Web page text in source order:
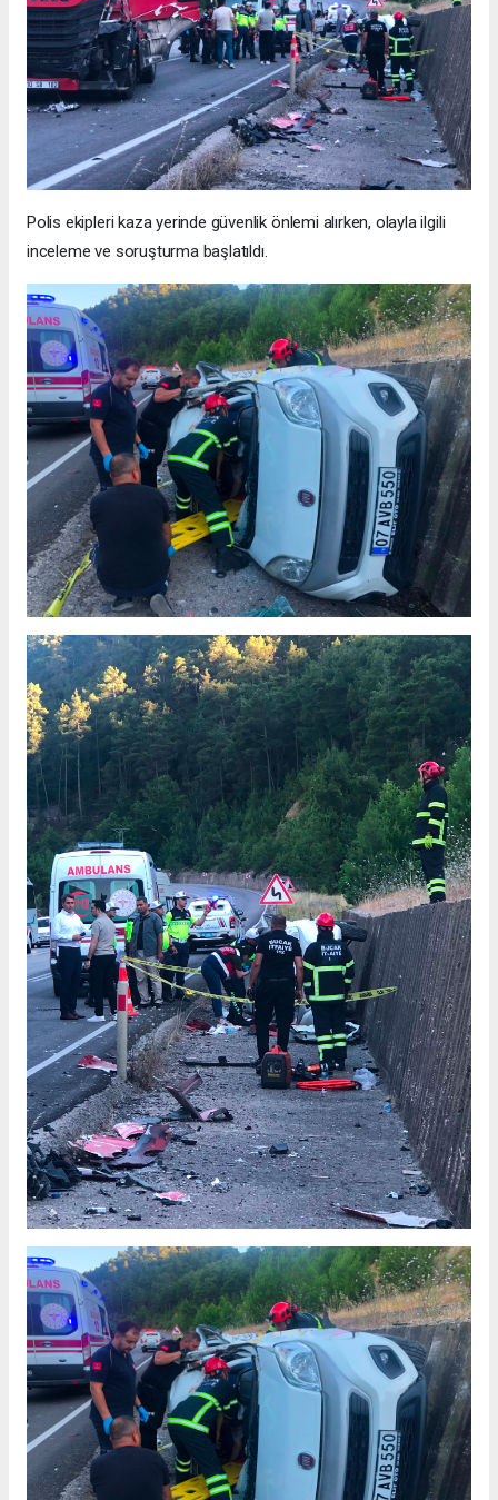
Polis ekipleri kaza yerinde güvenlik önlemi alırken, olayla ilgili
inceleme ve soruşturma başlatıldı.